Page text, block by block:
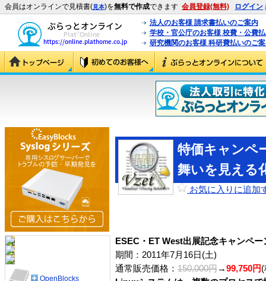
会員はオンラインで見積書(見本)を無料で作成できます 会員登録(無料) ログイン
法人のお客様 請求書払いのご案内
学校・官公庁のお客様 校費・公費
研究機関のお客様 科研費払いのご
特価キャンペ
舞いを見える
お気に入りに追加
ESEC・ET West出展記念キャンペー
期間：2011年7月16日(土)
通常販売価格： 150,000円→99,750円
OpenBlocks